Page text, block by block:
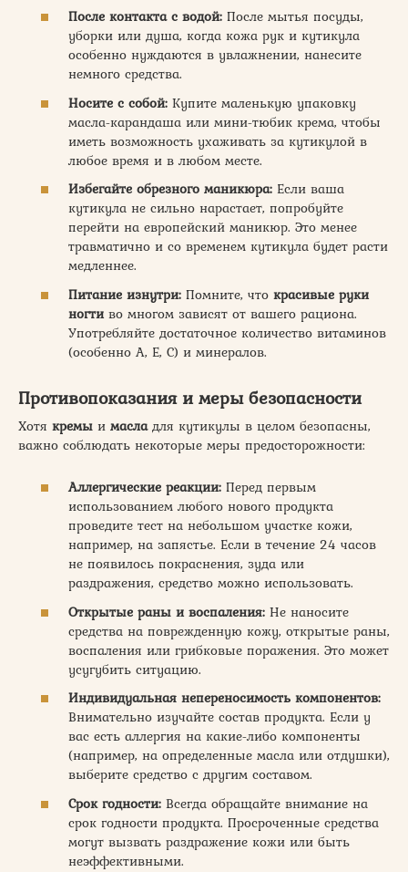
После контакта с водой: После мытья посуды,
уборки или душа, когда кожа рук и кутикула
особенно нуждаются в увлажнении, нанесите
немного средства.
Носите с собой: Купите маленькую упаковку
масла-карандаша или мини-тюбик крема, чтобы
иметь возможность ухаживать за кутикулой в
любое время и в любом месте.
Избегайте обрезного маникюра: Если ваша
кутикула не сильно нарастает, попробуйте
перейти на европейский маникюр. Это менее
травматично и со временем кутикула будет расти
медленнее.
Питание изнутри: Помните, что красивые руки
ногтиво многом зависят от вашего рациона.
Употребляйте достаточное количество витаминов
(особенно A, E, C) и минералов.
Противопоказания и меры безопасности
Хотя кремы и масладля кутикулы в целом безопасны,
важно соблюдать некоторые меры предосторожности:
Аллергические реакции: Перед первым
использованием любого нового продукта
проведите тест на небольшом участке кожи,
например, на запястье. Если в течение 24 часов
не появилось покраснения, зуда или
раздражения, средство можно использовать.
Открытые раны и воспаления: Не наносите
средства на поврежденную кожу, открытые раны,
воспаления или грибковые поражения. Это может
усугубить ситуацию.
Индивидуальная непереносимость компонентов:
Внимательно изучайте состав продукта. Если у
вас есть аллергия на какие-либо компоненты
(например, на определенные масла или отдушки),
выберите средство с другим составом.
Срок годности: Всегда обращайте внимание на
срок годности продукта. Просроченные средства
могут вызвать раздражение кожи или быть
неэффективными.